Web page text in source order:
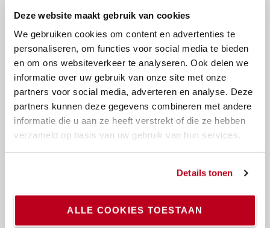
Deze website maakt gebruik van cookies
We gebruiken cookies om content en advertenties te
personaliseren, om functies voor social media te bieden
en om ons websiteverkeer te analyseren. Ook delen we
informatie over uw gebruik van onze site met onze
partners voor social media, adverteren en analyse. Deze
partners kunnen deze gegevens combineren met andere
informatie die u aan ze heeft verstrekt of die ze hebben
verzameld op basis van uw gebruik van hun services.
Details tonen
ALLE COOKIES TOESTAAN
De unieke BT Powerdrive vermindert de uitvaltijd
Een unieke combinatie van contactloze bediening en CAN-
communicatie zorgt voor uitstekende rijeigenschappen en
minder uitvaltijd. Deze functie biedt ook een snelle,
betrouwbare communicatie en laat programmering toe –
de truck kan aan u en/of uw toepassing worden aangepast